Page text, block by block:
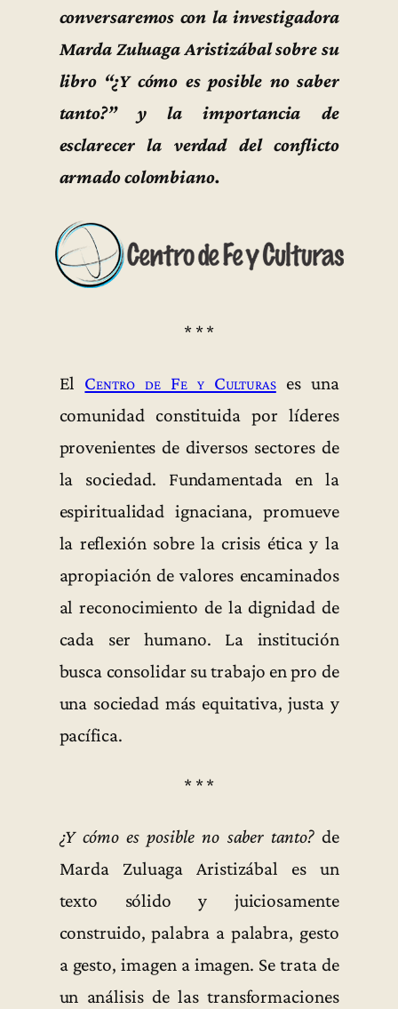
conversaremos con la investigadora
Marda Zuluaga Aristizábal sobre su
libro “¿Y cómo es posible no saber
tanto?” y la importancia de
esclarecer la verdad del conflicto
armado colombiano.
* * *
El Centro de Fe y Culturases una
comunidad constituida por líderes
provenientes de diversos sectores de
la sociedad. Fundamentada en la
espiritualidad ignaciana, promueve
la reflexión sobre la crisis ética y la
apropiación de valores encaminados
al reconocimiento de la dignidad de
cada ser humano. La institución
busca consolidar su trabajo en pro de
una sociedad más equitativa, justa y
pacífica.
* * *
¿Y cómo es posible no saber tanto?de
Marda Zuluaga Aristizábal es un
texto sólido y juiciosamente
construido, palabra a palabra, gesto
a gesto, imagen a imagen. Se trata de
un análisis de las transformaciones